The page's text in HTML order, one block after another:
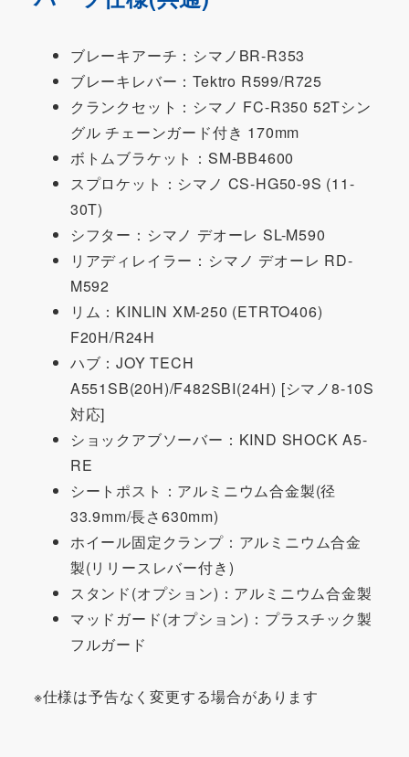
ブレーキアーチ：シマノBR-R353
ブレーキレバー：Tektro R599/R725
クランクセット：シマノ FC-R350 52Tシン
グル チェーンガード付き 170mm
ボトムブラケット：SM-BB4600
スプロケット：シマノ CS-HG50-9S (11-
30T)
シフター：シマノ デオーレ SL-M590
リアディレイラー：シマノ デオーレ RD-
M592
リム：KINLIN XM-250 (ETRTO406)
F20H/R24H
ハブ：JOY TECH
A551SB(20H)/F482SBI(24H) [シマノ8-10S
対応]
ショックアブソーバー：KIND SHOCK A5-
RE
シートポスト：アルミニウム合金製(径
33.9mm/長さ630mm)
ホイール固定クランプ：アルミニウム合金
製(リリースレバー付き)
スタンド(オプション)：アルミニウム合金製
マッドガード(オプション)：プラスチック製
フルガード
※仕様は予告なく変更する場合があります